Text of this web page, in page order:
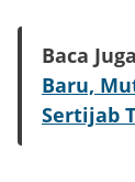
Baca
Baru,
Sertijab